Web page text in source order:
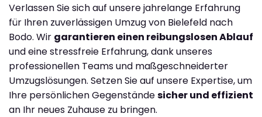
Verlassen Sie sich auf unsere jahrelange Erfahrung
für Ihren zuverlässigen Umzug von Bielefeld nach
Bodo. Wir garantieren einen reibungslosen Ablauf
und eine stressfreie Erfahrung, dank unseres
professionellen Teams und maßgeschneiderter
Umzugslösungen. Setzen Sie auf unsere Expertise, um
Ihre persönlichen Gegenständesicher und effizient
an Ihr neues Zuhause zu bringen.